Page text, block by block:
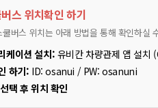
스 위치확인 하기
쿨버스 위치는 아래 방법을 통해 확인하실
케이션 설치: 유비칸 차량관제 앱 설
하기: ID: osanui / PW: osanuni
택 후 위치 확인